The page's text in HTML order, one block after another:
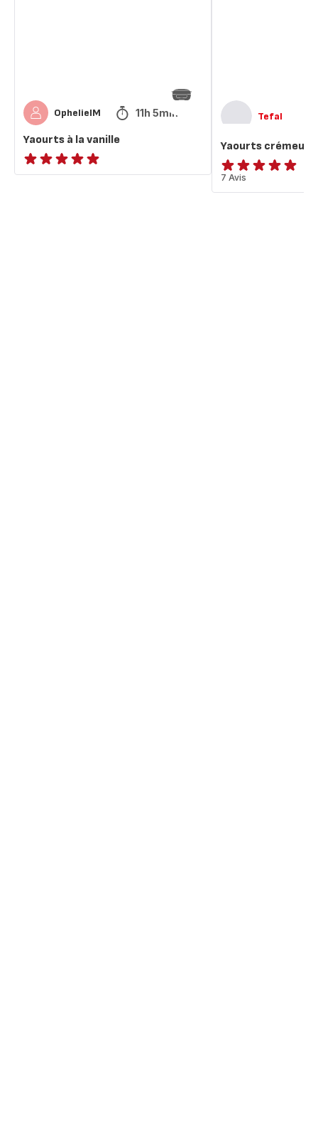
OphelieIM 11h 5min
Yaourts à la vanille
ratings.NaN
Tefal
Yaourts crémeux
Avis
5
7 Avis